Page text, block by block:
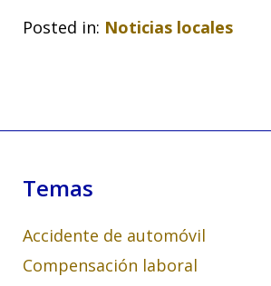
Posted in: Noticias locales
Temas
Accidente de automóvil
Compensación laboral